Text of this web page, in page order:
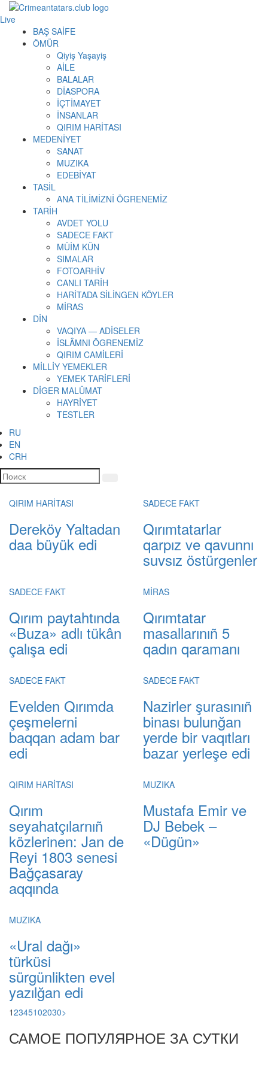
Live
BAŞ SAİFE
ÖMÜR
Qiyiş Yaşayiş
AİLE
BALALAR
DİASPORA
İÇTİMAYET
İNSANLAR
QIRIM HARİTASI
MEDENİYET
SANAT
MUZIKA
EDEBİYAT
TASİL
ANA TİLİMİZNİ ÖGRENEMİZ
TARİH
AVDET YOLU
SADECE FAKT
MÜİM KÜN
SIMАLAR
FOTOARHİV
CANLI TARİH
HARİTADA SİLİNGEN KÖYLER
MİRAS
DİN
VAQIYA — ADİSELER
İSLÂMNI ÖGRENEMİZ
QIRIM CAMİLERİ
MİLLİY YEMEKLER
YEMEK TARİFLERİ
DİGER MALÜMAT
HAYRİYET
TESTLER
RU
EN
CRH
QIRIM HARİTASI
Dereköy Yaltadan
daa büyük edi
SADECE FAKT
Qırımtatarlar
qarpız ve qavunnı
suvsız östürgenler
SADECE FAKT
Qırım paytahtında
«Buza» adlı tükân
çalışa edi
MİRAS
Qırımtatar
masallarınıñ 5
qadın qaramanı
SADECE FAKT
Evelden Qırımda
çeşmelerni
baqqan adam bar
edi
SADECE FAKT
Nazirler şurasınıñ
binası bulunğan
yerde bir vaqıtları
bazar yerleşe edi
QIRIM HARİTASI
Qırım
seyahatçılarnıñ
közlerinen: Jan de
Reyi 1803 senesi
Bağçasaray
aqqında
MUZIKA
Mustafa Emir ve
DJ Bebek –
«Dügün»
MUZIKA
«Ural dağı»
türküsi
sürgünlikten evel
yazılğan edi
12345102030>
САМОЕ ПОПУЛЯРНОЕ ЗА СУТКИ